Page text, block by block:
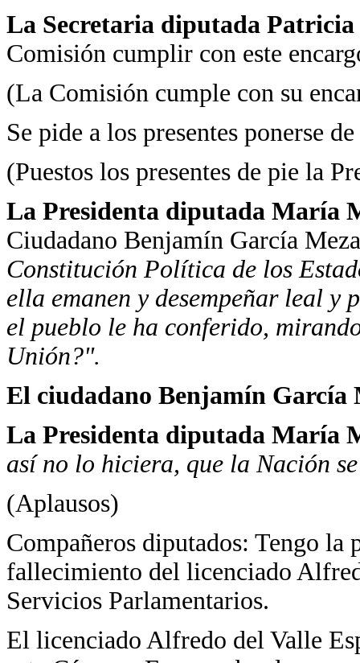
La Secretaria diputada
Comisión cumplir con este
(La Comisión cumple con su
Se pide a los presentes ponerse
(Puestos los presentes de pie la
La Presidenta diputada María
Ciudadano Benjamín García
Constitución Política de los
ella emanen y desempeñar leal y
el pueblo le ha conferido,
Unión?".
El ciudadano Benjamín García
La Presidenta diputada María
así no lo hiciera, que la Nación
(Aplausos)
Compañeros diputados: Tengo la
fallecimiento del licenciado
Servicios Parlamentarios.
El licenciado Alfredo del Valle